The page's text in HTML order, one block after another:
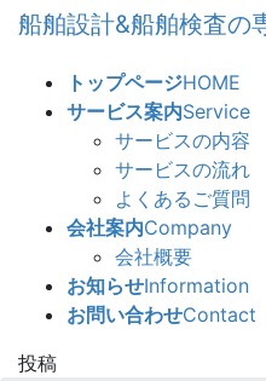
船舶設計&船舶検査の
トップページHOME
サービス案内Service
サービスの内容
サービスの流れ
よくあるご質問
会社案内Company
会社概要
お知らせInformation
お問い合わせContact
投稿